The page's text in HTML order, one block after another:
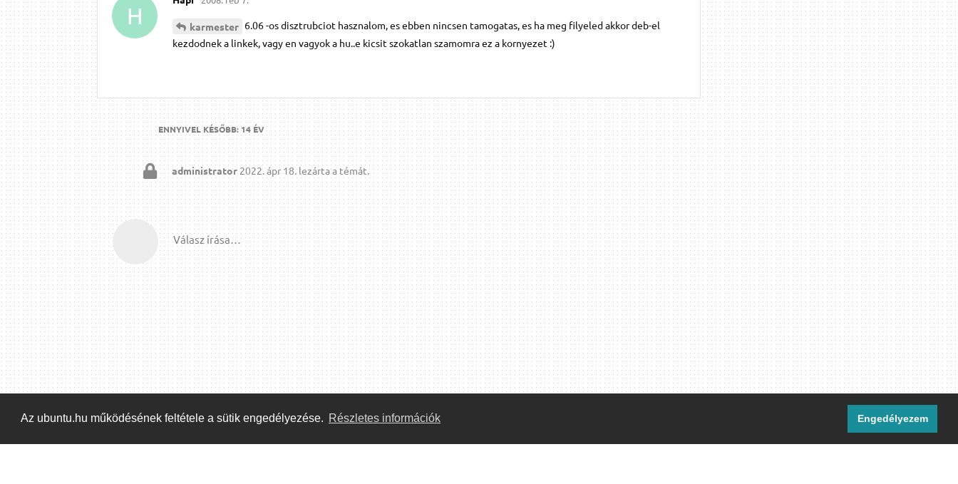
Az ubuntu.hu működésének feltétele a sütik engedélyezése. Részletes információk Engedélyezem
H karmester 6.06 -os disztrubciot hasznalom, es ebben nincsen tamogatas, es ha meg filyeled akkor deb-el
kezdodnek a linkek, vagy en vagyok a hu..e kicsit szokatlan szamomra ez a kornyezet :)
ENNYIVEL KÉSŐBB:14 ÉV
administrator 2022. ápr 18. lezárta a témát.
Válasz írása…